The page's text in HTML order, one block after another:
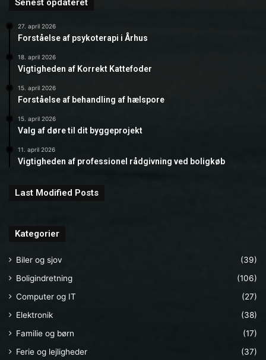
Senest opdateret
27. april 2026
Forståelse af psykoterapi i Århus
18. april 2026
Vigtigheden af Korrekt Kattefoder
15. april 2026
Forståelse af behandling af hælspore
15. april 2026
Valg af døre til dit byggeprojekt
11. april 2026
Vigtigheden af professionel rådgivning ved boligkøb
Last Modified Posts
Kategorier
Biler og sjov
(39)
Boligindretning
(106)
Computer og IT
(27)
Elektronik
(38)
Familie og børn
(17)
Ferie og lejligheder
(37)